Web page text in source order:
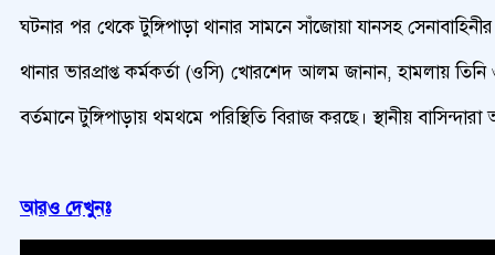
ঘটনার পর থেকে টুঙ্গিপাড়া থানার সামনে সাঁজোয়া যানসহ
থানার ভারপ্রাপ্ত কর্মকর্তা (ওসি) খোরশেদ আলম জানান, হামলায়
বর্তমানে টুঙ্গিপাড়ায় থমথমে পরিস্থিতি বিরাজ করছে। স্থানীয়
আরও দেখুনঃ